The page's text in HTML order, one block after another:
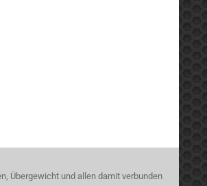
Übergewicht und allen damit verbunden